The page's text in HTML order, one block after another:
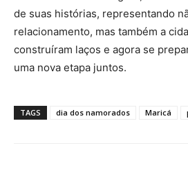
de suas histórias, representando
relacionamento, mas também a
construíram laços e agora se
uma nova etapa juntos.
TAGS dia dos namorados Maricá